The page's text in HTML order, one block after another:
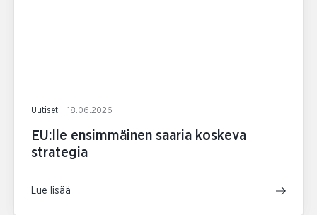
Uutiset 18.06.2026
EU:lle ensimmäinen saaria koskeva
strategia
Lue lisää